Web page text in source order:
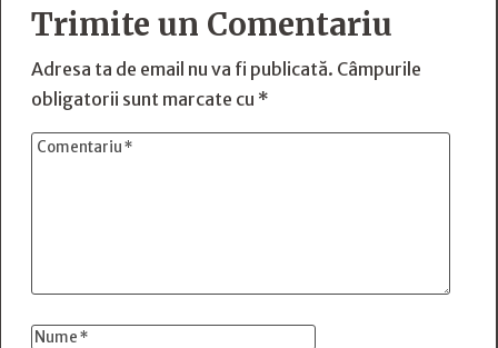
Trimite un Comentariu
Adresa ta de email nu va fi publicată. Câmpurile
obligatorii sunt marcate cu *